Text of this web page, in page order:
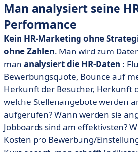
Man analysiert seine
Performance
Kein HR-Marketing ohne
ohne Zahlen. Man wird zum
man analysiert die HR-Daten :
Bewerbungsquote, Bounce auf
Herkunft der Besucher, Herkunft
welche Stellenangebote werden
aufgerufen? Wann werden sie
Jobboards sind am effektivsten?
Kosten pro Bewerbung/